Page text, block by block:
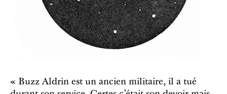
« Buzz Aldrin est un ancien militaire, il a tué